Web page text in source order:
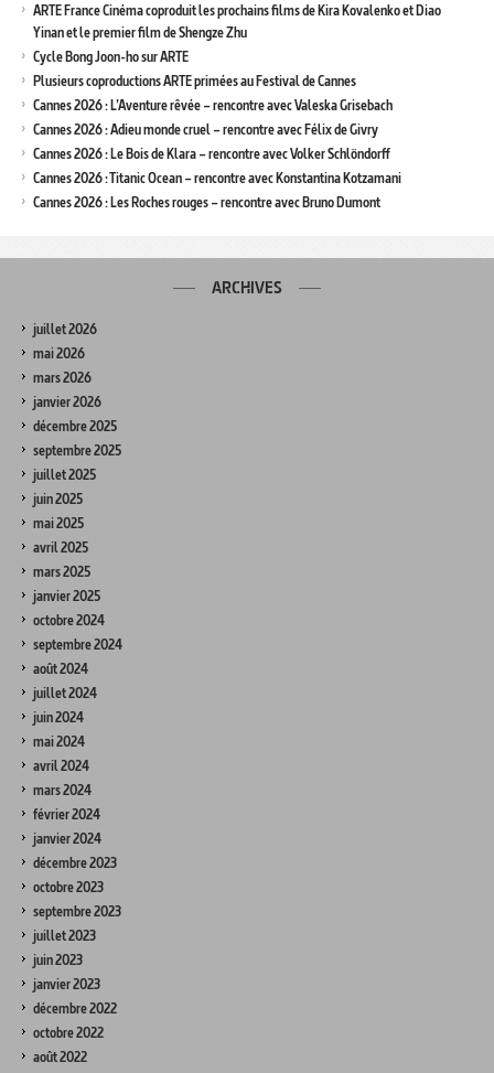
ARTE France Cinéma coproduit les prochains films de Kira Kovalenko et Diao
Yinan et le premier film de Shengze Zhu
Cycle Bong Joon-ho sur ARTE
Plusieurs coproductions ARTE primées au Festival de Cannes
Cannes 2026 : L’Aventure rêvée – rencontre avec Valeska Grisebach
Cannes 2026 : Adieu monde cruel – rencontre avec Félix de Givry
Cannes 2026 : Le Bois de Klara – rencontre avec Volker Schlöndorff
Cannes 2026 : Titanic Ocean – rencontre avec Konstantina Kotzamani
Cannes 2026 : Les Roches rouges – rencontre avec Bruno Dumont
ARCHIVES
juillet 2026
mai 2026
mars 2026
janvier 2026
décembre 2025
septembre 2025
juillet 2025
juin 2025
mai 2025
avril 2025
mars 2025
janvier 2025
octobre 2024
septembre 2024
août 2024
juillet 2024
juin 2024
mai 2024
avril 2024
mars 2024
février 2024
janvier 2024
décembre 2023
octobre 2023
septembre 2023
juillet 2023
juin 2023
janvier 2023
décembre 2022
octobre 2022
août 2022